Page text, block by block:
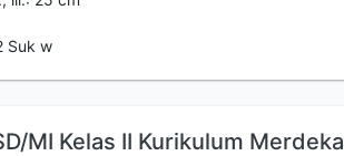
Suk w
MI Kelas II Kurikulum Merdeka